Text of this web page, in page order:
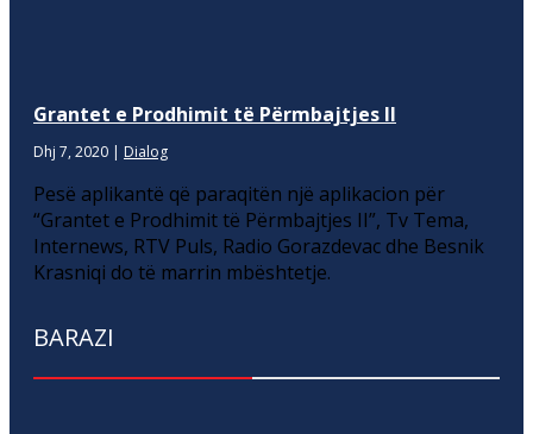
Grantet e Prodhimit të Përmbajtjes II
Dhj 7, 2020 | Dialog
Pesë aplikantë që paraqitën një aplikacion për
“Grantet e Prodhimit të Përmbajtjes II”, Tv Tema,
Internews, RTV Puls, Radio Gorazdevac dhe Besnik
Krasniqi do të marrin mbështetje.
BARAZI